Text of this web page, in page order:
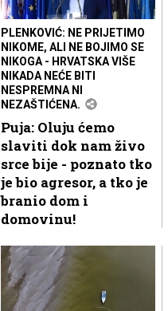
PLENKOVIĆ: NE PRIJETIMO
NIKOME, ALI NE BOJIMO SE
NIKOGA - HRVATSKA VIŠE
NIKADA NEĆE BITI
NESPREMNA NI
NEZAŠTIĆENA.
Puja: Oluju ćemo
slaviti dok nam živo
srce bije - poznato tko
je bio agresor, a tko je
branio dom i
domovinu!